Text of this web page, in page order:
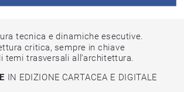
tecnica e dinamiche esecutive.
critica, sempre in chiave
trasversali all’architettura.
IN EDIZIONE CARTACEA E DIGITALE